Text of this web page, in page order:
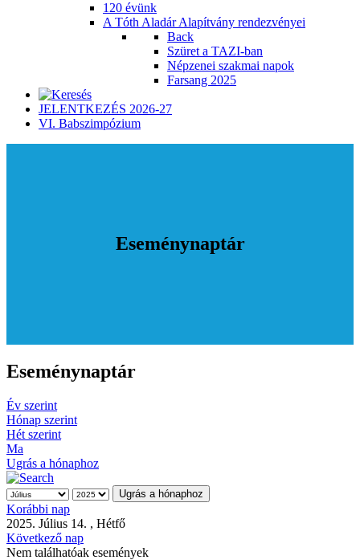
120 évünk
A Tóth Aladár Alapítvány rendezvényei
Back
Szüret a TAZI-ban
Népzenei szakmai napok
Farsang 2025
JELENTKEZÉS 2026-27
VI. Babszimpózium
Eseménynaptár
Eseménynaptár
Év szerint
Hónap szerint
Hét szerint
Ma
Ugrás a hónaphoz
Ugrás a hónaphoz
Korábbi nap
2025. Július 14. , Hétfő
Következő nap
Nem találhatóak események